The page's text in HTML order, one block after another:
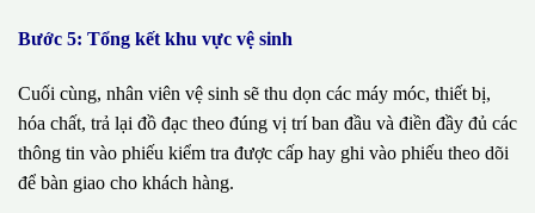
Bước 5: Tổng kết khu vực vệ sinh
Cuối cùng, nhân viên vệ sinh sẽ thu dọn các máy móc, thiết bị,
hóa chất, trả lại đồ đạc theo đúng vị trí ban đầu và điền đầy đủ các
thông tin vào phiếu kiểm tra được cấp hay ghi vào phiếu theo dõi
để bàn giao cho khách hàng.